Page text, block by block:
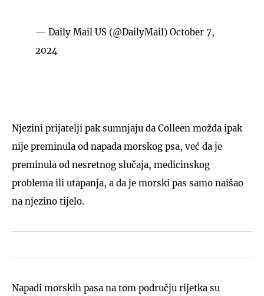
— Daily Mail US (@DailyMail) October 7,
2024
Njezini prijatelji pak sumnjaju da Colleen možda ipak
nije preminula od napada morskog psa, već da je
preminula od nesretnog slučaja, medicinskog
problema ili utapanja, a da je morski pas samo naišao
na njezino tijelo.
Napadi morskih pasa na tom području rijetka su